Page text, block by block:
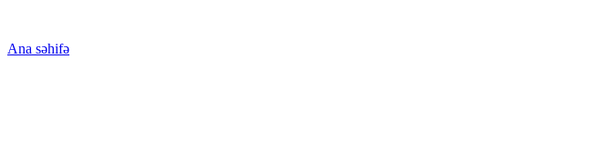
Ana səhifə